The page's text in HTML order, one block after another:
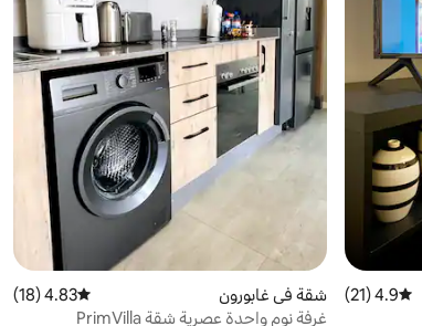
متوسط التقييم 4.9 من 5، 21 مراجعات
4.9 (21)
شقة في غابورون متوسط التقييم 4.83 من 5، 18
4.83 (18)
غرفة نوم واحدة عصرية شقة PrimVilla